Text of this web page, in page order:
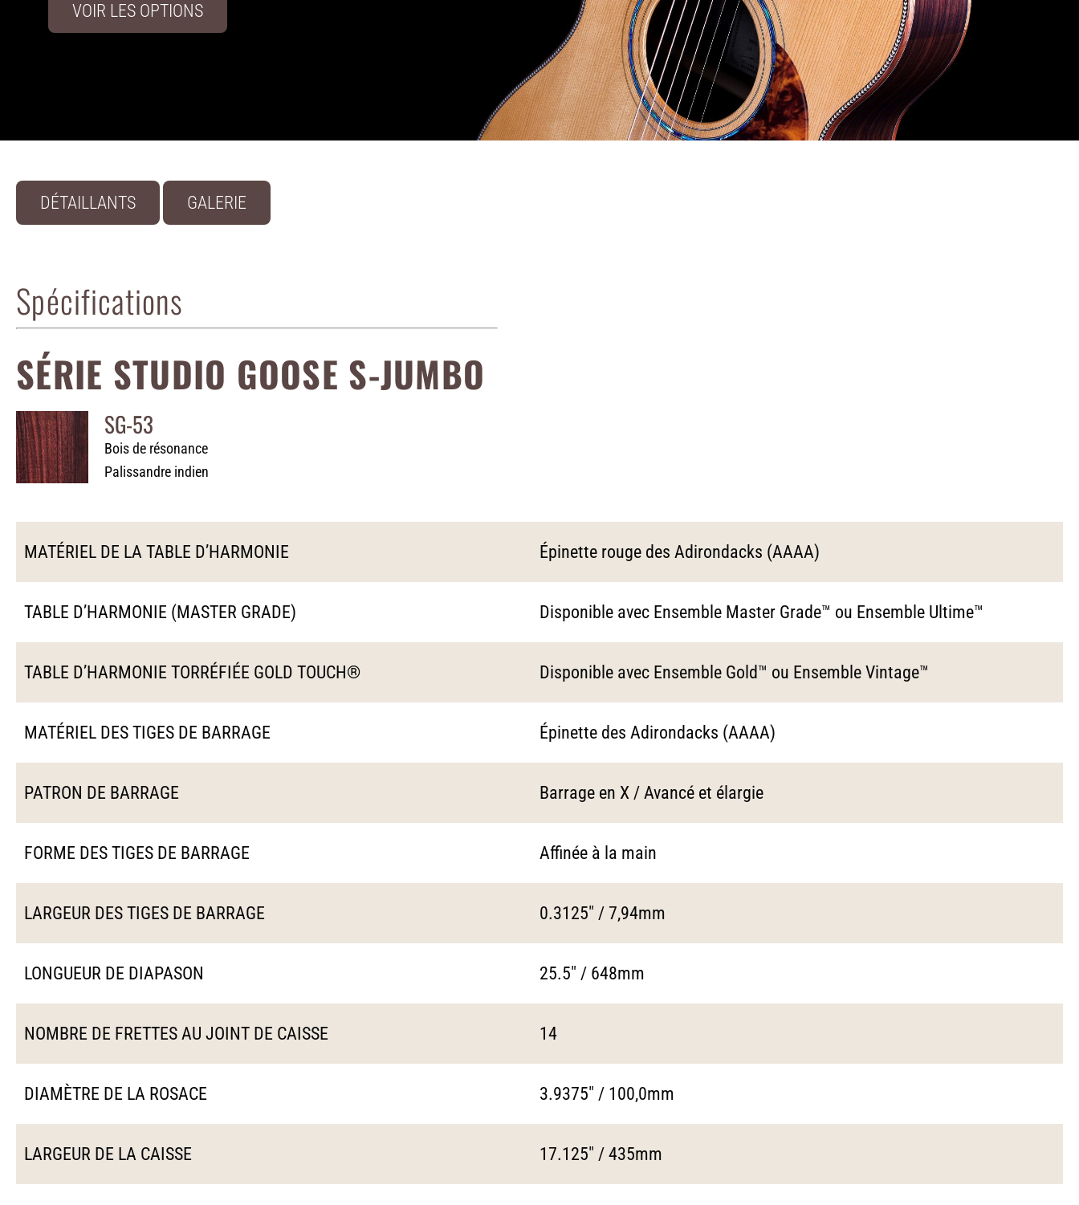
VOIR LES OPTIONS
DÉTAILLANTS GALERIE
Spécifications
SÉRIE STUDIO GOOSE S-JUMBO
SG-53
Bois de résonance
Palissandre indien
MATÉRIEL DE LA TABLE D’HARMONIE Épinette rouge des Adirondacks (AAAA)
TABLE D’HARMONIE (MASTER GRADE) Disponible avec Ensemble Master Grade™ ou Ensemble Ultime™
TABLE D’HARMONIE TORRÉFIÉE GOLD TOUCH® Disponible avec Ensemble Gold™ ou Ensemble Vintage™
MATÉRIEL DES TIGES DE BARRAGE Épinette des Adirondacks (AAAA)
PATRON DE BARRAGE Barrage en X / Avancé et élargie
FORME DES TIGES DE BARRAGE Affinée à la main
LARGEUR DES TIGES DE BARRAGE 0.3125" / 7,94mm
LONGUEUR DE DIAPASON 25.5" / 648mm
NOMBRE DE FRETTES AU JOINT DE CAISSE 14
DIAMÈTRE DE LA ROSACE 3.9375" / 100,0mm
LARGEUR DE LA CAISSE 17.125" / 435mm